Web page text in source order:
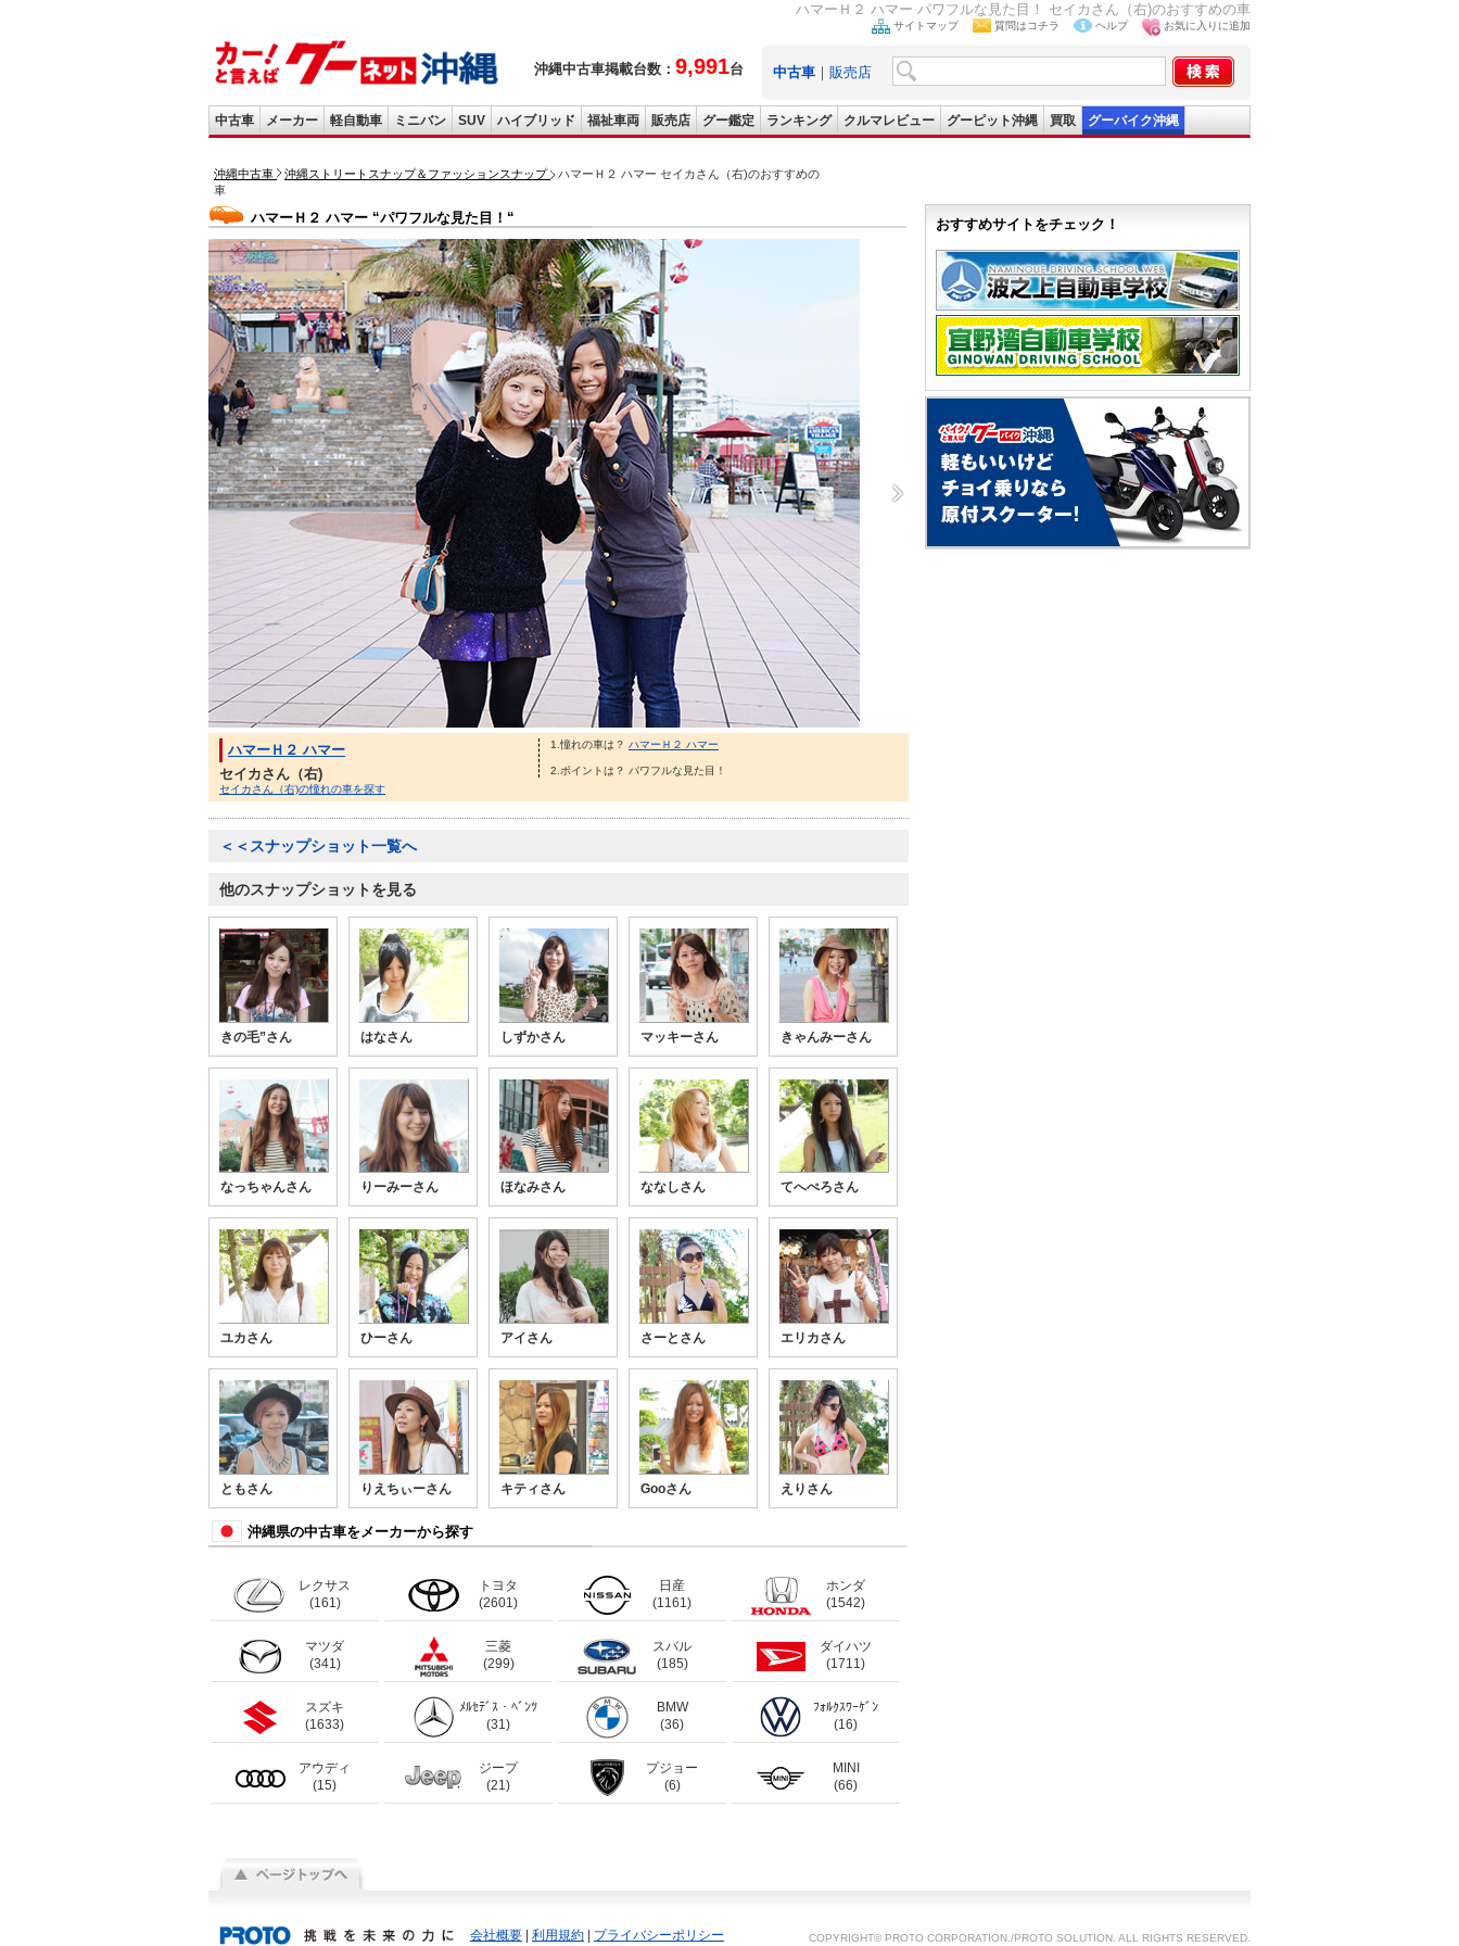
ハマーＨ２ ハマー パワフルな見た目！ セイカさん（右)のおすすめの車
沖縄中古車掲載台数： 9,991台
サイトマップ 質問はコチラ ヘルプ お気に入りに追加
中古車 ｜ 販売店
中古車 メーカー 軽自動車 ミニバン SUV ハイブリッド 福祉車両 販売店 グー鑑定 ランキング クルマレビュー グーピット沖縄 買取 グーバイク沖縄
沖縄中古車 沖縄ストリートスナップ＆ファッションスナップ
ハマーＨ２ ハマー セイカさん（右)のおすすめの
車
ハマーＨ２ ハマー “パワフルな見た目！“
ハマーＨ２ ハマー
セイカさん（右)
セイカさん（右)の憧れの車を探す
1.憧れの車は？ ハマーＨ２ ハマー
2.ポイントは？ パワフルな見た目！
＜＜スナップショット一覧へ
他のスナップショットを見る
きの毛”さん はなさん しずかさん マッキーさん きゃんみーさん
なっちゃんさん りーみーさん ほなみさん ななしさん てへぺろさん
ユカさん ひーさん アイさん さーとさん エリカさん
ともさん りえちぃーさん キティさん Gooさん えりさん
沖縄県の中古車をメーカーから探す
レクサス
(161)
トヨタ
(2601)
日産
(1161)
ホンダ
(1542)
マツダ
(341)
三菱
(299)
スバル
(185)
ダイハツ
(1711)
スズキ
(1633)
ﾒﾙｾﾃﾞｽ・ﾍﾞﾝﾂ
(31)
BMW
(36)
ﾌｫﾙｸｽﾜｰｹﾞﾝ
(16)
アウディ
(15)
ジープ
(21)
プジョー
(6)
MINI
(66)
おすすめサイトをチェック！
会社概要 利用規約 プライバシーポリシー COPYRIGHT© PROTO CORPORATION./PROTO SOLUTION. ALL RIGHTS RESERVED.